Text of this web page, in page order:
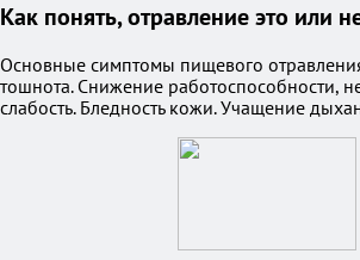
Как понять, отравление это или
Основные симптомы пищевого
тошнота. Снижение работоспособности,
слабость. Бледность кожи. Учащение